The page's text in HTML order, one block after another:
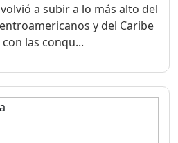
a subir a lo más alto del
y del Caribe
las conqu...